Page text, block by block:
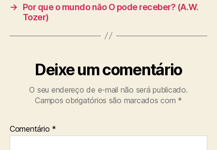
→
Por que o mundo não O pode receber? (A.W.
Tozer)
Deixe um comentário
O seu endereço de e-mail não será publicado.
Campos obrigatórios são marcados com *
Comentário *